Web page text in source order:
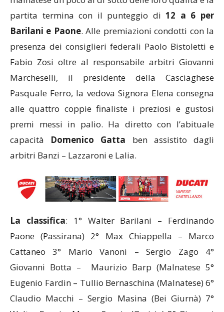
partita termina con il punteggio di 12 a 6 per
Barilani e Paone. Alle premiazioni condotti con la
presenza dei consiglieri federali Paolo Bistoletti e
Fabio Zosi oltre al responsabile arbitri Giovanni
Marcheselli, il presidente della Casciaghese
Pasquale Ferro, la vedova Signora Elena consegna
alle quattro coppie finaliste i preziosi e gustosi
premi messi in palio. Ha diretto con l’abituale
capacità Domenico Gatta ben assistito dagli
arbitri Banzi – Lazzaroni e Lalia.
La classifica: 1° Walter Barilani – Ferdinando
Paone (Passirana) 2° Max Chiappella – Marco
Cattaneo 3° Mario Vanoni – Sergio Zago 4°
Giovanni Botta – Maurizio Barp (Malnatese 5°
Eugenio Fardin – Tullio Bernaschina (Malnatese) 6°
Claudio Macchi – Sergio Masina (Bei Giurnà) 7°